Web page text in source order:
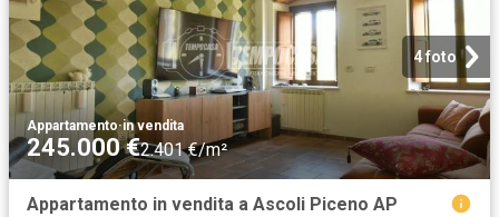
4 foto
Appartamento·in vendita
245.000 €2.401 €/m²
Appartamento in vendita a Ascoli Piceno AP